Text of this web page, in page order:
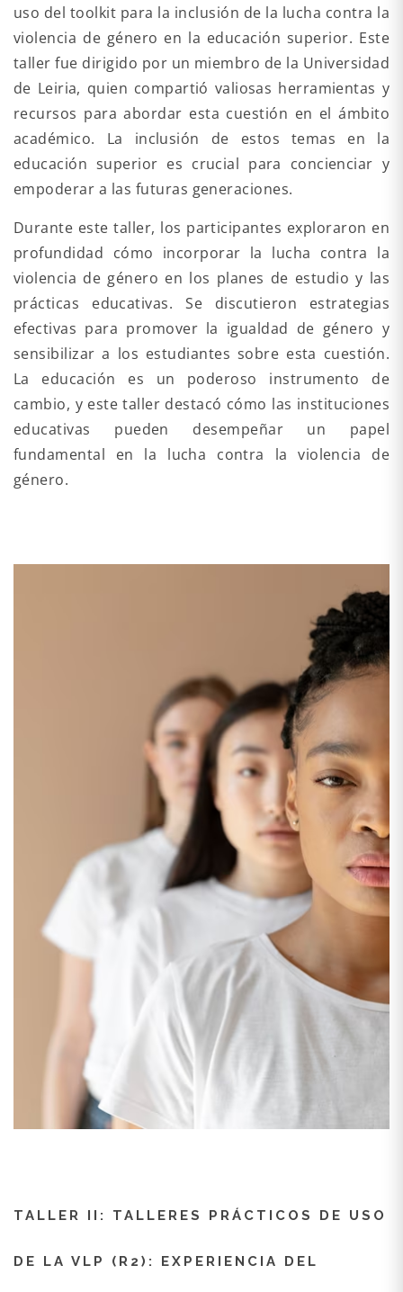
uso del toolkit para la inclusión de la lucha contra la
violencia de género en la educación superior. Este
taller fue dirigido por un miembro de la Universidad
de Leiria, quien compartió valiosas herramientas y
recursos para abordar esta cuestión en el ámbito
académico. La inclusión de estos temas en la
educación superior es crucial para concienciar y
empoderar a las futuras generaciones.
Durante este taller, los participantes exploraron en
profundidad cómo incorporar la lucha contra la
violencia de género en los planes de estudio y las
prácticas educativas. Se discutieron estrategias
efectivas para promover la igualdad de género y
sensibilizar a los estudiantes sobre esta cuestión.
La educación es un poderoso instrumento de
cambio, y este taller destacó cómo las instituciones
educativas pueden desempeñar un papel
fundamental en la lucha contra la violencia de
género.
TALLER II: TALLERES PRÁCTICOS DE USO
DE LA VLP (R2): EXPERIENCIA DEL